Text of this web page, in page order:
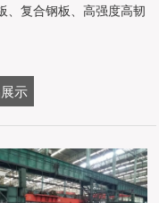
、复合钢板、高强度高韧
示